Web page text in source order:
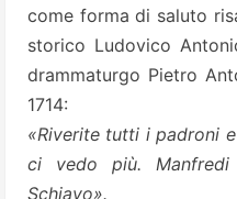
come forma di saluto
storico Ludovico
drammaturgo Pietro
1714:
«Riverite tutti i padroni
ci vedo più.
Schiavo».